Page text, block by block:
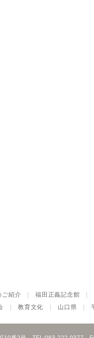
ご紹介 |福田正義記念館
|教育文化 山口県 |